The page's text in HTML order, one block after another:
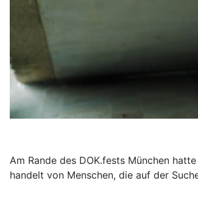
Am Rande des DOK.fests München
handelt von Menschen, die auf der